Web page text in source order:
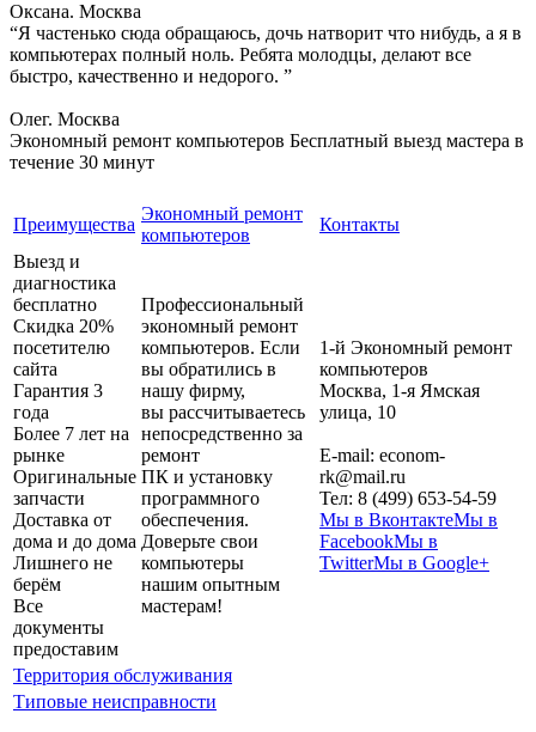
Оксана. Москва
“Я частенько сюда обращаюсь, дочь натворит что нибудь, а я в
компьютерах полный ноль. Ребята молодцы, делают все
быстро, качественно и недорого. ”
Олег. Москва
Экономный ремонт компьютеров Бесплатный выезд мастера в
течение 30 минут
Преимущества
Экономный ремонт
компьютеров
Контакты
Выезд и
диагностика
бесплатно
Скидка 20%
посетителю
сайта
Гарантия 3
года
Более 7 лет на
рынке
Оригинальные
запчасти
Доставка от
дома и до дома
Лишнего не
берём
Все
документы
предоставим
Профессиональный
экономный ремонт
компьютеров. Если
вы обратились в
нашу фирму,
вы рассчитываетесь
непосредственно за
ремонт
ПК и установку
программного
обеспечения.
Доверьте свои
компьютеры
нашим опытным
мастерам!
1-й Экономный ремонт
компьютеров
Москва, 1-я Ямская
улица, 10
E-mail: econom-
rk@mail.ru
Тел: 8 (499) 653-54-59
Мы в ВконтактеМы в
FacebookМы в
TwitterМы в Google+
Территория обслуживания
Типовые неисправности